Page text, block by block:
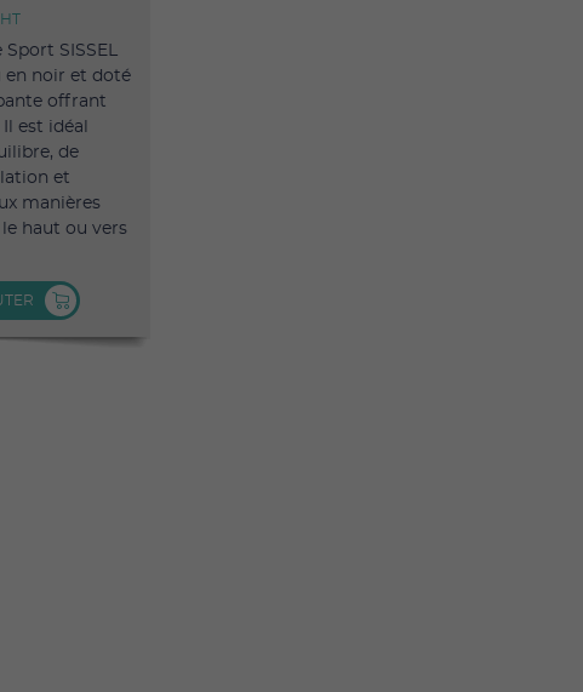
HT
SISSEL
en noir et doté
offrant
est idéal
de
et
manières
haut ou vers